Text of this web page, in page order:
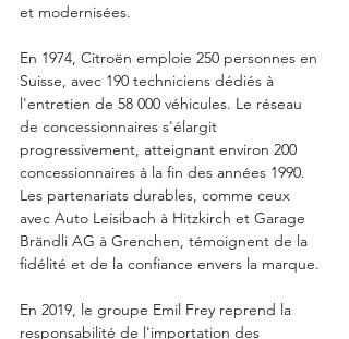
et modernisées.
En 1974, Citroën emploie 250 personnes en
Suisse, avec 190 techniciens dédiés à
l'entretien de 58 000 véhicules. Le réseau
de concessionnaires s'élargit
progressivement, atteignant environ 200
concessionnaires à la fin des années 1990.
Les partenariats durables, comme ceux
avec Auto Leisibach à Hitzkirch et Garage
Brändli AG à Grenchen, témoignent de la
fidélité et de la confiance envers la marque.
En 2019, le groupe Emil Frey reprend la
responsabilité de l'importation des